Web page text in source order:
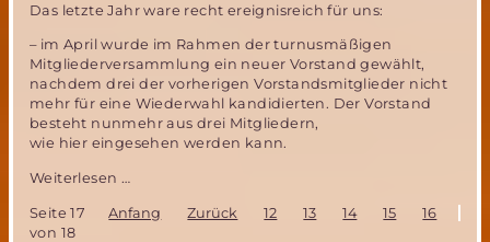
Das letzte Jahr ware recht ereignisreich für uns:
– im April wurde im Rahmen der turnusmäßigen
Mitgliederversammlung ein neuer Vorstand gewählt,
nachdem drei der vorherigen Vorstandsmitglieder nicht
mehr für eine Wiederwahl kandidierten. Der Vorstand
besteht nunmehr aus drei Mitgliedern,
wie hier eingesehen werden kann.
Weiterlesen …
und
Seite 17
von 18
Anfang Zurück 12 13 14 15 16